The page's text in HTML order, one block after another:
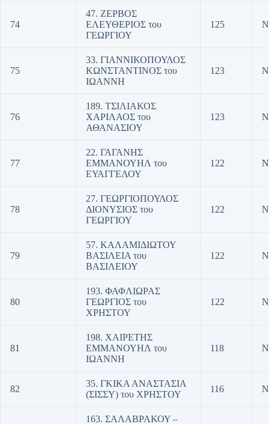
74
47. ΖΕΡΒΟΣ
ΕΛΕΥΘΕΡΙΟΣ του
ΓΕΩΡΓΙΟΥ
125
75
33. ΓΙΑΝΝΙΚΟΠΟΥΛΟΣ
ΚΩΝΣΤΑΝΤΙΝΟΣ του
ΙΩΑΝΝΗ
123
76
189. ΤΣΙΛΙΑΚΟΣ
ΧΑΡΙΛΑΟΣ του
ΑΘΑΝΑΣΙΟΥ
123
77
22. ΓΑΓΑΝΗΣ
ΕΜΜΑΝΟΥΗΛ του
ΕΥΑΓΓΕΛΟΥ
122
78
27. ΓΕΩΡΓΙΟΠΟΥΛΟΣ
ΔΙΟΝΥΣΙΟΣ του
ΓΕΩΡΓΙΟΥ
122
79
57. ΚΑΛΑΜΙΔΙΩΤΟΥ
ΒΑΣΙΛΕΙΑ του
ΒΑΣΙΛΕΙΟΥ
122
80
193. ΦΑΦΛΙΩΡΑΣ
ΓΕΩΡΓΙΟΣ του
ΧΡΗΣΤΟΥ
122
81
198. ΧΑΙΡΕΤΗΣ
ΕΜΜΑΝΟΥΗΛ του
ΙΩΑΝΝΗ
118
82
35. ΓΚΙΚΑ ΑΝΑΣΤΑΣΙΑ
(ΣΙΣΣΥ) του ΧΡΗΣΤΟΥ
116
163. ΣΑΛΑΒΡΑΚΟΥ –